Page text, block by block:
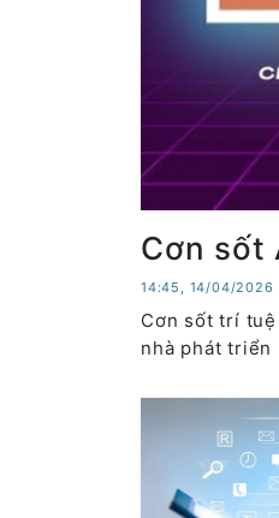
Cơn sốt
14:45, 14/04/2026
Cơn sốt trí
nhà phát triển